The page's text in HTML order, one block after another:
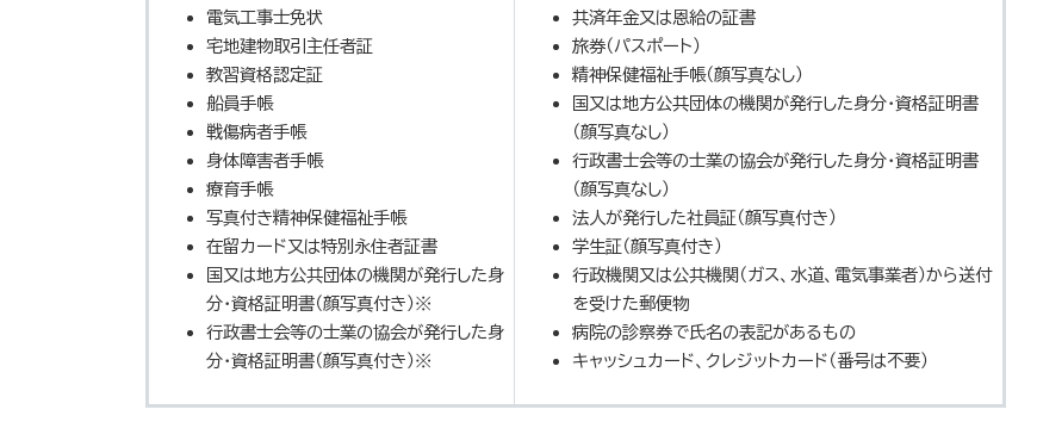
電気工事士免状
宅地建物取引主任者証
教習資格認定証
船員手帳
戦傷病者手帳
身体障害者手帳
療育手帳
写真付き精神保健福祉手帳
在留カード又は特別永住者証書
国又は地方公共団体の機関が発行した身
分・資格証明書（顔写真付き）※
行政書士会等の士業の協会が発行した身
分・資格証明書（顔写真付き）※
共済年金又は恩給の証書
旅券（パスポート）
精神保健福祉手帳（顔写真なし）
国又は地方公共団体の機関が発行した身分・資格証明書
（顔写真なし）
行政書士会等の士業の協会が発行した身分・資格証明書
（顔写真なし）
法人が発行した社員証（顔写真付き）
学生証（顔写真付き）
行政機関又は公共機関（ガス、水道、電気事業者）から送付
を受けた郵便物
病院の診察券で氏名の表記があるもの
キャッシュカード、クレジットカード（番号は不要）